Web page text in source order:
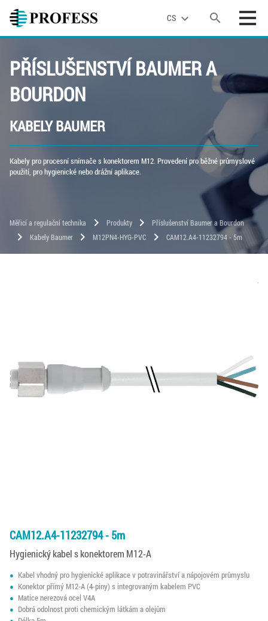
CS expand_more search
PŘÍSLUŠENSTVÍ BAUMER A
BOURDON
KABELY BAUMER
Kabely pro procesní snímače s konektorem M12. Provedení pro běžné průmyslové
použití, pro hygienické nebo drážní aplikace.
Měřicí a regulační technika chevron_right Produkty chevron_right Příslušenství Baumer a Bourdon
chevron_right Kabely Baumer chevron_right M12PN4-HYG-PVC chevron_right CAM12.A4-11232794 - 5m
CAM12.A4-11232794 - 5m
Hygienický kabel s konektorem M12-A
Kabel vhodný pro hygienické aplikace v potravinářství a nápojovém průmyslu
Konektor přímý M12-A (4-piny) s integrovaným kabelem PVC
Matice nerezová ocel V4A
Dobrá odolnost proti chemickým látkám a olejům